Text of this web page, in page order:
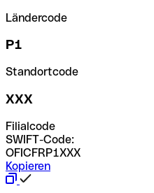
Ländercode
P1
Standortcode
XXX
Filialcode
SWIFT-Code:
OFICFRP1XXX
Kopieren